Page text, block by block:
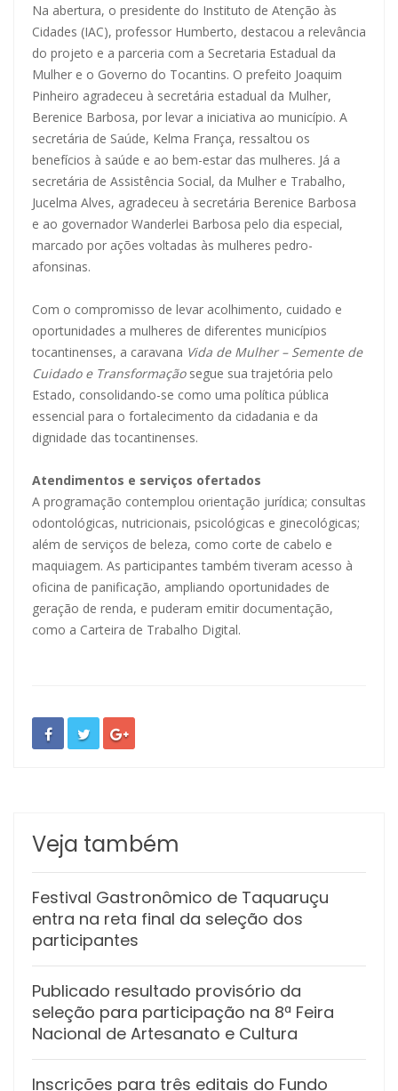
Na abertura, o presidente do Instituto de Atenção às
Cidades (IAC), professor Humberto, destacou a relevância
do projeto e a parceria com a Secretaria Estadual da
Mulher e o Governo do Tocantins. O prefeito Joaquim
Pinheiro agradeceu à secretária estadual da Mulher,
Berenice Barbosa, por levar a iniciativa ao município. A
secretária de Saúde, Kelma França, ressaltou os
benefícios à saúde e ao bem-estar das mulheres. Já a
secretária de Assistência Social, da Mulher e Trabalho,
Jucelma Alves, agradeceu à secretária Berenice Barbosa
e ao governador Wanderlei Barbosa pelo dia especial,
marcado por ações voltadas às mulheres pedro-
afonsinas.
Com o compromisso de levar acolhimento, cuidado e
oportunidades a mulheres de diferentes municípios
tocantinenses, a caravana Vida de Mulher – Semente de
Cuidado e Transformação segue sua trajetória pelo
Estado, consolidando-se como uma política pública
essencial para o fortalecimento da cidadania e da
dignidade das tocantinenses.
Atendimentos e serviços ofertados
A programação contemplou orientação jurídica; consultas
odontológicas, nutricionais, psicológicas e ginecológicas;
além de serviços de beleza, como corte de cabelo e
maquiagem. As participantes também tiveram acesso à
oficina de panificação, ampliando oportunidades de
geração de renda, e puderam emitir documentação,
como a Carteira de Trabalho Digital.
Veja também
Festival Gastronômico de Taquaruçu
entra na reta final da seleção dos
participantes
Publicado resultado provisório da
seleção para participação na 8ª Feira
Nacional de Artesanato e Cultura
Inscrições para três editais do Fundo